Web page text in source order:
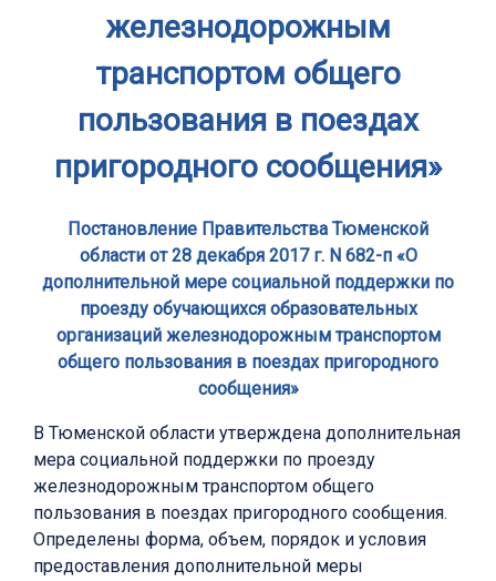
железнодорожным
транспортом общего
пользования в поездах
пригородного сообщения»
Постановление Правительства Тюменской
области от 28 декабря 2017 г. N 682-п «О
дополнительной мере социальной поддержки по
проезду обучающихся образовательных
организаций железнодорожным транспортом
общего пользования в поездах пригородного
сообщения»
В Тюменской области утверждена дополнительная
мера социальной поддержки по проезду
железнодорожным транспортом общего
пользования в поездах пригородного сообщения.
Определены форма, объем, порядок и условия
предоставления дополнительной меры